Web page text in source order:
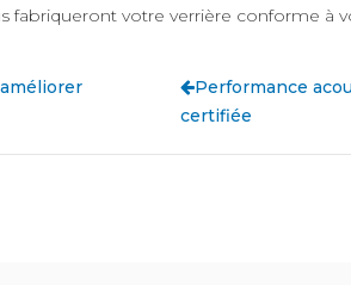
fabriqueront votre verrière conforme à
Performance
certifiée